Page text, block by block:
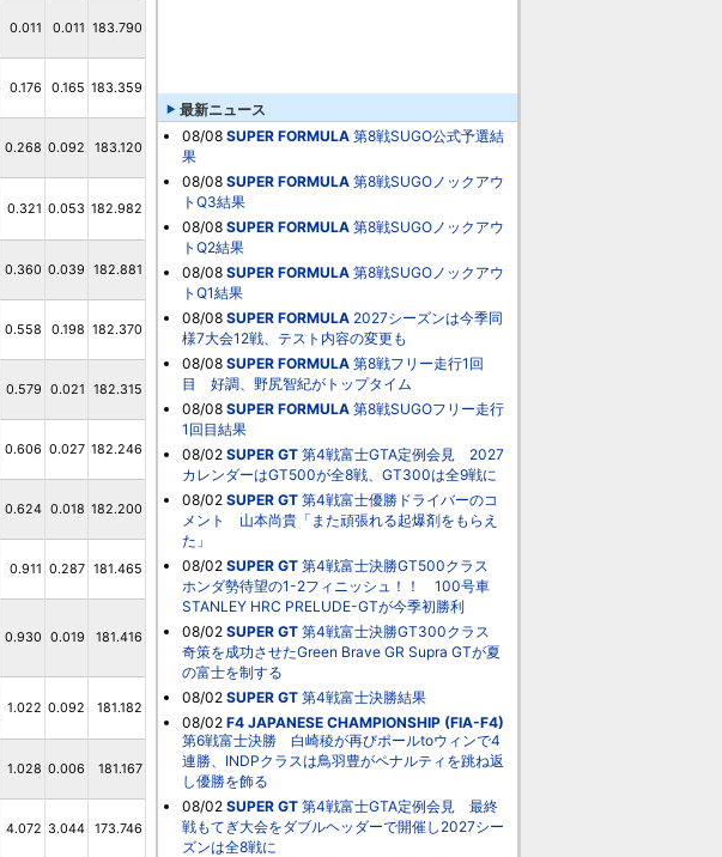
0.011 0.011 183.790
0.176 0.165 183.359
0.268 0.092 183.120
0.321 0.053 182.982
0.360 0.039 182.881
0.558 0.198 182.370
0.579 0.021 182.315
0.606 0.027 182.246
0.624 0.018 182.200
0.911 0.287 181.465
0.930 0.019 181.416
1.022 0.092 181.182
1.028 0.006 181.167
4.072 3.044 173.746
最新ニュース
08/08 SUPER FORMULA 第8戦SUGO公式予選結
果
08/08 SUPER FORMULA 第8戦SUGOノックアウ
トQ3結果
08/08 SUPER FORMULA 第8戦SUGOノックアウ
トQ2結果
08/08 SUPER FORMULA 第8戦SUGOノックアウ
トQ1結果
08/08 SUPER FORMULA 2027シーズンは今季同
様7大会12戦、テスト内容の変更も
08/08 SUPER FORMULA 第8戦フリー走行1回
目 好調、野尻智紀がトップタイム
08/08 SUPER FORMULA 第8戦SUGOフリー走行
1回目結果
08/02 SUPER GT 第4戦富士GTA定例会見 2027
カレンダーはGT500が全8戦、GT300は全9戦に
08/02 SUPER GT 第4戦富士優勝ドライバーのコ
メント 山本尚貴「また頑張れる起爆剤をもらえ
た」
08/02 SUPER GT 第4戦富士決勝GT500クラス
ホンダ勢待望の1-2フィニッシュ！！ 100号車
STANLEY HRC PRELUDE-GTが今季初勝利
08/02 SUPER GT 第4戦富士決勝GT300クラス
奇策を成功させたGreen Brave GR Supra GTが夏
の富士を制する
08/02 SUPER GT 第4戦富士決勝結果
08/02 F4 JAPANESE CHAMPIONSHIP (FIA-F4)
第6戦富士決勝 白崎稜が再びポールtoウィンで4
連勝、INDPクラスは鳥羽豊がペナルティを跳ね返
し優勝を飾る
08/02 SUPER GT 第4戦富士GTA定例会見 最終
戦もてぎ大会をダブルヘッダーで開催し2027シー
ズンは全8戦に